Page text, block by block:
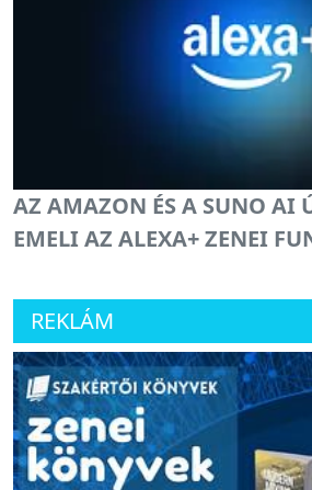
AZ AMAZON ÉS A SUNO AI
EMELI AZ ALEXA+ ZENEI
REKLÁM